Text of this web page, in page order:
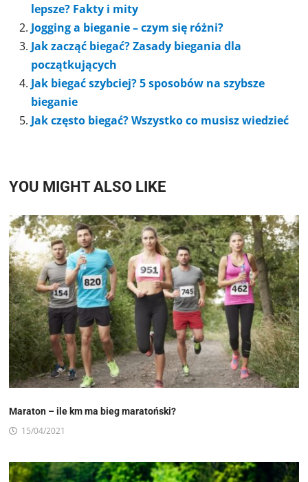
lepsze? Fakty i mity
Jogging a bieganie – czym się różni?
Jak zacząć biegać? Zasady biegania dla
początkujących
Jak biegać szybciej? 5 sposobów na szybsze
bieganie
Jak często biegać? Wszystko co musisz wiedzieć
YOU MIGHT ALSO LIKE
Maraton – ile km ma bieg maratoński?
15/04/2021